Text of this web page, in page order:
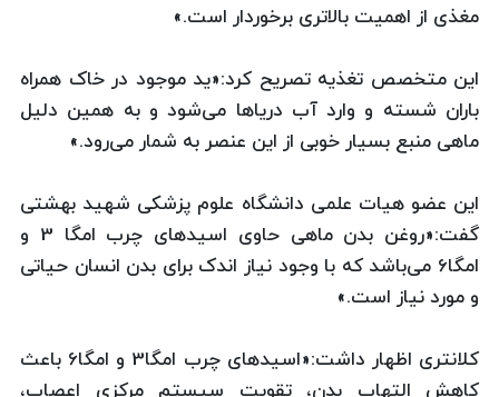
مغذی از اهمیت بالاتری برخوردار است.»
این متخصص تغذیه تصریح کرد:«ید موجود در خاک همراه
باران شسته و وارد آب دریاها می‌شود و به همین دلیل
ماهی منبع بسیار خوبی از این عنصر به شمار می‌رود.»
این عضو هیات علمی دانشگاه علوم پزشکی شهید بهشتی
گفت:«روغن بدن ماهی حاوی اسیدهای چرب امگا 3 و
امگا6 می‌باشد که با وجود نیاز اندک برای بدن انسان حیاتی
و مورد نیاز است.»
کلانتری اظهار داشت:«اسیدهای چرب امگا3 و امگا6 باعث
کاهش التهاب بدن، تقویت سیستم مرکزی اعصاب،